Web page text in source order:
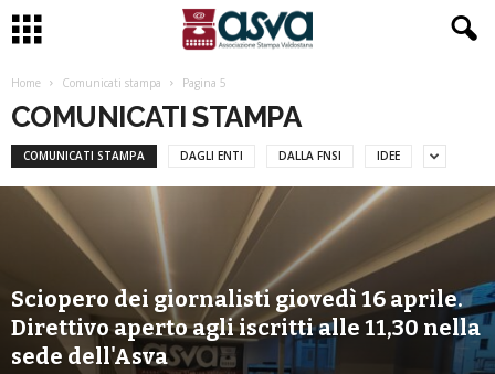
Home Comunicati stampa Pagina 5
COMUNICATI STAMPA
COMUNICATI STAMPA DAGLI ENTI DALLA FNSI IDEE
Sciopero dei giornalisti giovedì 16 aprile.
Direttivo aperto agli iscritti alle 11,30 nella
sede dell'Asva